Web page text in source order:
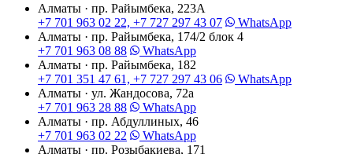
Алматы · пр. Райымбека, 223А
+7 701 963 02 22, +7 727 297 43 07
WhatsApp
Алматы · пр. Райымбека, 174/2 блок 4
+7 701 963 08 88
WhatsApp
Алматы · пр. Райымбека, 182
+7 701 351 47 61, +7 727 297 43 06
WhatsApp
Алматы · ул. Жандосова, 72а
+7 701 963 28 88
WhatsApp
Алматы · пр. Абдуллиных, 46
+7 701 963 02 22
WhatsApp
Алматы · пр. Розыбакиева, 171